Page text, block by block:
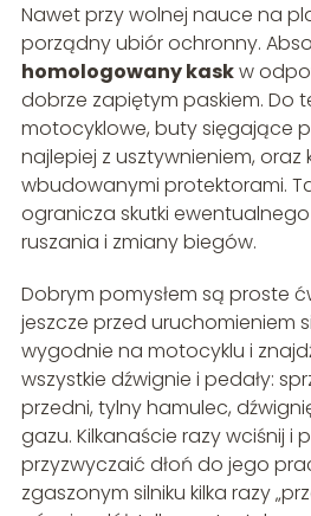
Nawet przy wolnej nauce na
porządny ubiór ochronny.
homologowany kaskw
dobrze zapiętym paskiem. Do
motocyklowe, buty sięgające
najlepiej z usztywnieniem, oraz
wbudowanymi protektorami.
ogranicza skutki
ruszania i zmiany biegów.
Dobrym pomysłem są proste
jeszcze przed uruchomieniem
wygodnie na motocyklu i
wszystkie dźwignie i pedały:
przedni, tylny hamulec,
gazu. Kilkanaście razy wciśnij i
przyzwyczaić dłoń do jego
zgaszonym silniku kilka razy